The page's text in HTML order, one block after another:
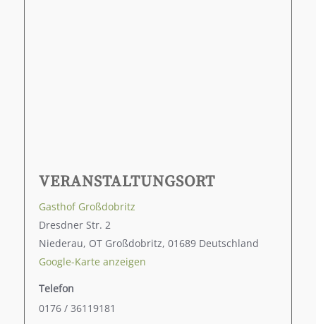
VERANSTALTUNGSORT
Gasthof Großdobritz
Dresdner Str. 2
Niederau, OT Großdobritz, 01689 Deutschland
Google-Karte anzeigen
Telefon
0176 / 36119181